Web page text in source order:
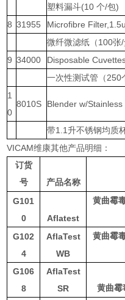
塑料漏斗(10 个/包)
8 31955 Microfibre
微纤微滤纸（100张/
9 34000 Disposable
一次性测试管（250
1
0
8010S Blender w/
带1.1升不锈钢均质
VICAM维康其他产品明细：
订货
号
产品名称
G101
0
Aflatest
黄曲霉
G102
4
AflaTest
WB
黄曲霉
G106
8
AflaTest
SR
黄曲霉